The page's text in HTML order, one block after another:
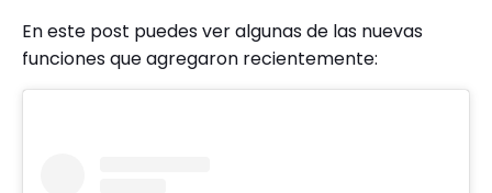
En este post puedes ver algunas de las nuevas
funciones que agregaron recientemente: